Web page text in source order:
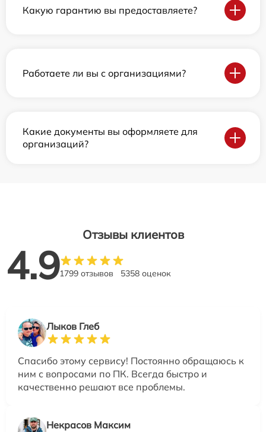
Какую гарантию вы предоставляете?
Работаете ли вы с организациями?
Какие документы вы оформляете для
организаций?
Отзывы клиентов
4.91799 отзывов 5358 оценок
Лыков Глеб
Спасибо этому сервису! Постоянно обращаюсь к
ним с вопросами по ПК. Всегда быстро и
качественно решают все проблемы.
Некрасов Максим